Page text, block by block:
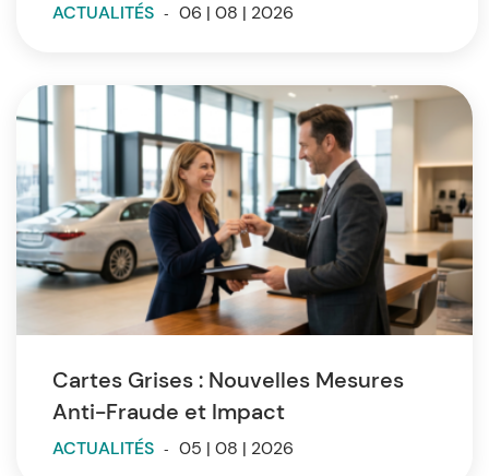
ACTUALITÉS - 06 | 08 | 2026
Cartes Grises : Nouvelles Mesures
Anti-Fraude et Impact
ACTUALITÉS - 05 | 08 | 2026